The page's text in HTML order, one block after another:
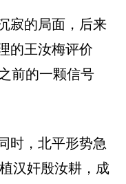
寂的局面，后来
的王汝梅评价
前的一颗信号
时，北平形势急
汉奸殷汝耕，成